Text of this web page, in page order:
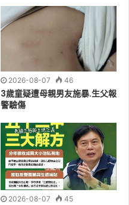
2026-08-07 46
3歲童疑遭母親男友施暴.生父報
警驗傷
2026-08-07 45